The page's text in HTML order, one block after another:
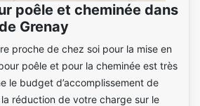
poêle et cheminée dans
Grenay
proche de chez soi pour la mise en
poêle et pour la cheminée est très
le budget d’accomplissement de
réduction de votre charge sur le